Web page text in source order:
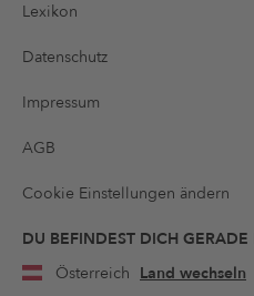
Lexikon
Datenschutz
Impressum
AGB
Cookie Einstellungen ändern
DU BEFINDEST DICH GERADE
Österreich Land wechseln